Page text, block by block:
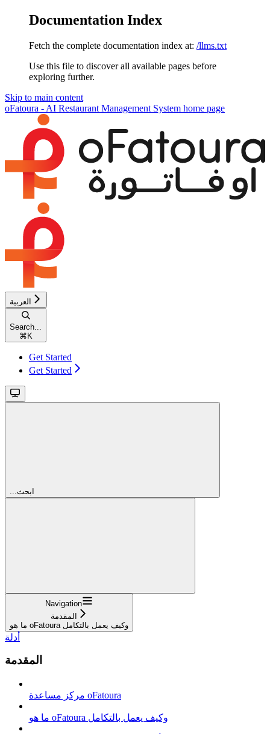
Documentation Index
Fetch the complete documentation index at: /llms.txt
Use this file to discover all available pages before
exploring further.
Skip to main content
oFatoura - AI Restaurant Management System home page
العربية
Search...
⌘K
Get Started
Get Started
...ابحث
Navigation
المقدمة
ما هو oFatoura وكيف يعمل بالتكامل
أدلة
المقدمة
مركز مساعدة oFatoura
ما هو oFatoura وكيف يعمل بالتكامل